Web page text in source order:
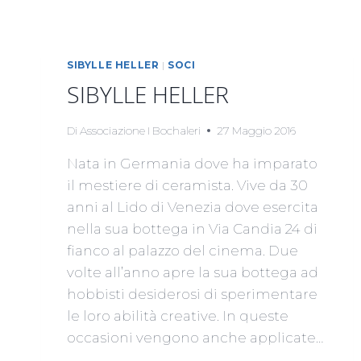
SIBYLLE HELLER | SOCI
SIBYLLE HELLER
Di Associazione I Bochaleri 27 Maggio 2016
Nata in Germania dove ha imparato
il mestiere di ceramista. Vive da 30
anni al Lido di Venezia dove esercita
nella sua bottega in Via Candia 24 di
fianco al palazzo del cinema. Due
volte all’anno apre la sua bottega ad
hobbisti desiderosi di sperimentare
le loro abilità creative. In queste
occasioni vengono anche applicate…